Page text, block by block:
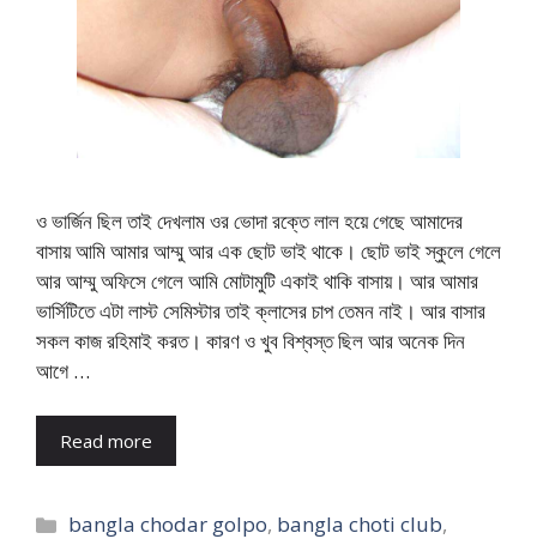
ও ভার্জিন ছিল তাই দেখলাম ওর ভোদা রক্তে লাল হয়ে গেছে আমাদের
বাসায় আমি আমার আম্মু আর এক ছোট ভাই থাকে। ছোট ভাই স্কুলে গেলে
আর আম্মু অফিসে গেলে আমি মোটামুটি একাই থাকি বাসায়। আর আমার
ভার্সিটিতে এটা লাস্ট সেমিস্টার তাই ক্লাসের চাপ তেমন নাই। আর বাসার
সকল কাজ রহিমাই করত। কারণ ও খুব বিশ্বস্ত ছিল আর অনেক দিন
আগে …
Read more
Categories
bangla chodar golpo, bangla choti club,